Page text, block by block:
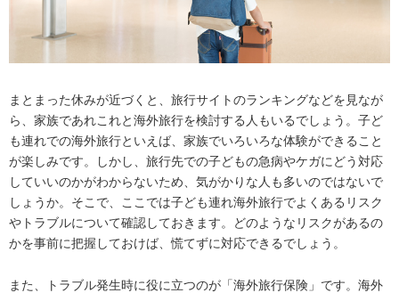
まとまった休みが近づくと、旅行サイトのランキングなどを見なが
ら、家族であれこれと海外旅行を検討する人もいるでしょう。子ど
も連れでの海外旅行といえば、家族でいろいろな体験ができること
が楽しみです。しかし、旅行先での子どもの急病やケガにどう対応
していいのかがわからないため、気がかりな人も多いのではないで
しょうか。そこで、ここでは子ども連れ海外旅行でよくあるリスク
やトラブルについて確認しておきます。どのようなリスクがあるの
かを事前に把握しておけば、慌てずに対応できるでしょう。
また、トラブル発生時に役に立つのが「海外旅行保険」です。海外